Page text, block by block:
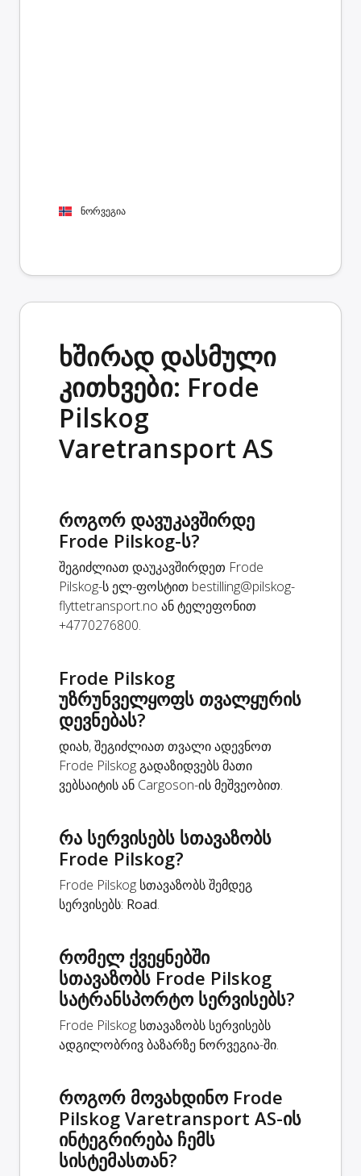
ნორვეგია
ხშირად დასმული
კითხვები: Frode
Pilskog
Varetransport AS
როგორ დავუკავშირდე
Frode Pilskog-ს?
შეგიძლიათ დაუკავშირდეთ Frode
Pilskog-ს ელ-ფოსტით bestilling@pilskog-
flyttetransport.no ან ტელეფონით
+4770276800.
Frode Pilskog
უზრუნველყოფს თვალყურის
დევნებას?
დიახ, შეგიძლიათ თვალი ადევნოთ
Frode Pilskog გადაზიდვებს მათი
ვებსაიტის ან Cargoson-ის მეშვეობით.
რა სერვისებს სთავაზობს
Frode Pilskog?
Frode Pilskog სთავაზობს შემდეგ
სერვისებს: Road.
რომელ ქვეყნებში
სთავაზობს Frode Pilskog
სატრანსპორტო სერვისებს?
Frode Pilskog სთავაზობს სერვისებს
ადგილობრივ ბაზარზე ნორვეგია-ში.
როგორ მოვახდინო Frode
Pilskog Varetransport AS-ის
ინტეგრირება ჩემს
სისტემასთან?